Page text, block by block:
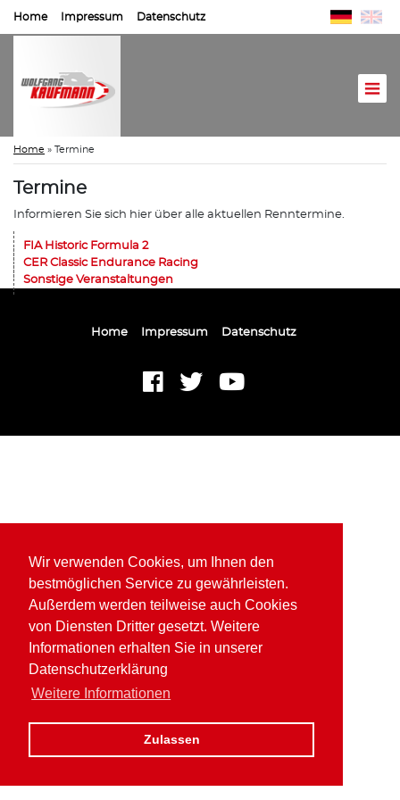
Wir verwenden Cookies, um Ihnen den
bestmöglichen Service zu gewährleisten.
Außerdem werden teilweise auch Cookies
von Diensten Dritter gesetzt. Weitere
Informationen erhalten Sie in unserer
Datenschutzerklärung
Weitere Informationen
Zulassen
Home Impressum Datenschutz
Home » Termine
Termine
Informieren Sie sich hier über alle aktuellen Renntermine.
FIA Historic Formula 2
CER Classic Endurance Racing
Sonstige Veranstaltungen
Home Impressum Datenschutz